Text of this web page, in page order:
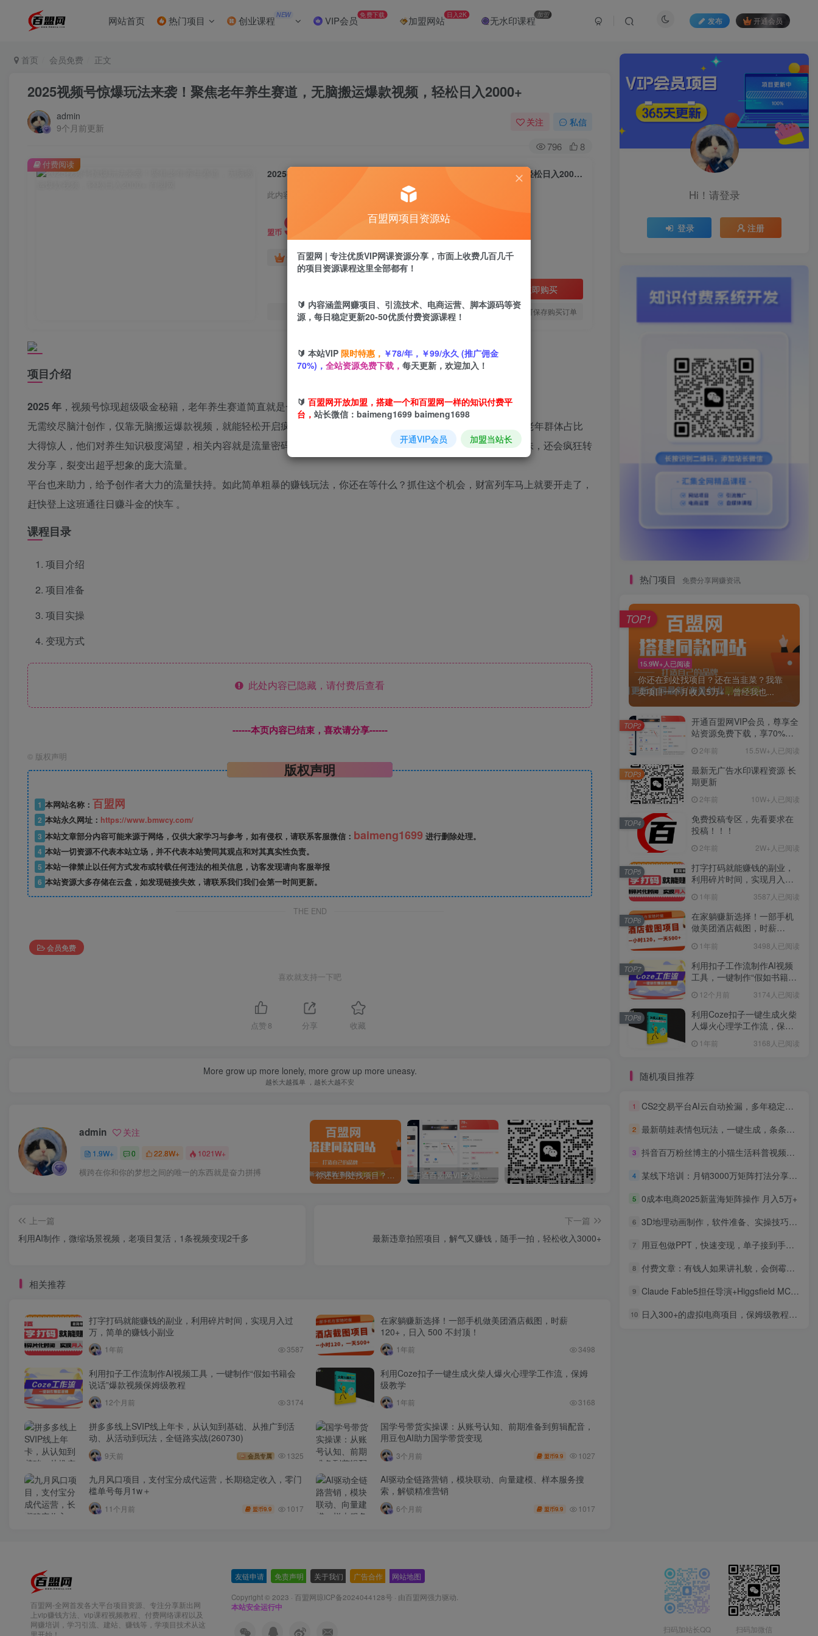
网站首页 热门项目 创业课程 NEW VIP会员 免费下载 加盟网站 日入2K 无水印课程 加盟
发布 开通会员
首页 会员免费 正文
2025视频号惊爆玩法来袭！聚焦老年养生赛道，无脑搬运爆款视频，轻松日入2000+
admin
9个月前更新
关注 私信
796 8
2025视频号惊爆玩法来袭！聚焦老年养生赛道，无脑搬运爆款视频，轻松日入2000+
此内容为付费阅读，请付费后查看
盟币 9.9
黄金会员免费 超级会员免费
立即购买
您当前未登录！建议登陆后购买，可保存购买订单
付费阅读
项目介绍
2025 年 ，视频号惊现超级吸金秘籍，老年养生赛道简直就是一座待挖掘的金山！
无需绞尽脑汁创作，仅靠无脑搬运爆款视频，就能轻松开启疯狂吸金模式，
只是起步！当下视频号里，中老年群体占比
大得惊人，他们对养生知识极度渴望，相关内容就是流量密码。这些爆款视频一旦发布，老年人不仅自己看得津津有味，还会疯狂转
发分享，裂变出超乎想象的庞大流量。
平台也来助力，给予创作者大力的流量扶持。如此简单粗暴的赚钱玩法，你还在等什么？抓住这个机会，财富列车马上就要开走了，
赶快登上这班通往日赚斗金的快车 。
课程目录
项目介绍
项目准备
项目实操
变现方式
此处内容已隐藏，请付费后查看
------本页内容已结束，喜欢请分享------
© 版权声明
版权声明
1 本网站名称： 百盟网
2 本站永久网址： https://www.bmwcy.com/
3 本站文章部分内容可能来源于网络，仅供大家学习与参考，如有侵权，请联系客服微信： baimeng1699 进行删除处理。
4 本站一切资源不代表本站立场，并不代表本站赞同其观点和对其真实性负责。
5 本站一律禁止以任何方式发布或转载任何违法的相关信息，访客发现请向客服举报
6 本站资源大多存储在云盘，如发现链接失效，请联系我们我们会第一时间更新。
THE END
会员免费
喜欢就支持一下吧
点赞 8 分享 收藏
More grow up more lonely, more grow up more uneasy.
越长大越孤单 ，越长大越不安
admin 关注
1.9W+ 0 22.8W+ 1021W+
横跨在你和你的梦想之间的唯一的东西就是奋力拼搏 你还在到处找项目？还在当韭菜？我靠卖项目一个月收入5万+，曾经我也是个失败者。 最新无广告水印课程资源 长期更新 免费投稿专区，先看要求在投稿！！！ 打字打码就能赚钱的副业，利用碎片时间，实现月入过万，简单的赚钱小副业
上一篇
利用AI制作，微缩场景视频，老项目复活，1条视频变现2千多
下一篇
最新违章拍照项目，解气又赚钱，随手一拍，轻松收入3000+
相关推荐
打字打码就能赚钱的副业，利用碎片时间，实现月入过
万，简单的赚钱小副业
1年前 3587
在家躺赚新选择！一部手机做美团酒店截图，时薪
120+，日入 500 不封顶！
1年前 3498
利用扣子工作流制作AI视频工具，一键制作“假如书籍会
说话”爆款视频保姆级教程
12个月前 3174
利用Coze扣子一键生成火柴人爆火心理学工作流，保姆
级教学
1年前 3168
拼多多线上SVIP线上年卡，从认知到基础、从推广到活
动、从活动到玩法，全链路实战(260730)
9天前 会员专属 1325
国学号带货实操课：从账号认知、前期准备到剪辑配音，
用豆包AI助力国学带货变现
3个月前 盟币9.9 1027
九月风口项目，支付宝分成代运营，长期稳定收入，零门
槛单号每月1w＋
11个月前 盟币9.9 1017
AI驱动全链路营销，模块联动、向量建模、样本服务搜
索，解锁精准营销
6个月前 盟币9.9 1017
Hi！请登录
登录 注册
热门项目 免费分享网赚资讯
15.9W+人已阅读
你还在到处找项目？还在当韭菜？我靠
卖项目一个月收入5万+，曾经我也...
TOP1
开通百盟网VIP会员，尊享全
站资源免费下载，享70%的
惠】2年前 15.5W+人已阅读
TOP2
最新无广告水印课程资源 长
期更新
2年前 10W+人已阅读
TOP3
免费投稿专区，先看要求在
投稿！！！
2年前 2W+人已阅读
TOP4
打字打码就能赚钱的副业，
利用碎片时间，实现月入过
1年前 3587人已阅读
TOP5
在家躺赚新选择！一部手机
做美团酒店截图，时薪
1年前 3498人已阅读
TOP6
利用扣子工作流制作AI视频
工具，一键制作“假如书籍会
12个月前 3174人已阅读
TOP7
利用Coze扣子一键生成火柴
人爆火心理学工作流，保姆
1年前 3168人已阅读
TOP8
随机项目推荐
1 CS2交易平台AI云自动捡漏，多年稳定运行，无需手机，支持任何形式验证，日入300+【揭秘】
2 最新萌娃表情包玩法，一键生成，条条爆款，收益无限
3 抖音百万粉丝博主的小猫生活科普视频教学，流量大起号快，创作者伙伴计划|分成计划|商单|收徒等
4 某线下培训：月销3000万矩阵打法分享与实操（两天）音频+思维导图
5 0成本电商2025新蓝海矩阵操作 月入5万+
6 3D地理动画制作，软件准备、实操技巧，案例分享，附手机端动画制作教程
7 用豆包做PPT，快速变现，单子接到手软，单日变现1000+！
8 付费文章：有钱人如果讲礼貌，会倒霉，会破产
9 Claude Fable5担任导演+Higgsfield MCP落地执行｜《总裁烤串》真人质感短剧全自动AI生成全流程教学
10 日入300+的虚拟电商项目，保姆级教程，全网最详细，操作简单，每天一个小时，实现被动收入
百盟网-全网首发各大平台项目资源、专注分享新出网
上vip赚钱方法、vip课程视频教程、付费网络课程以及
网赚培训，学习引流、建站、赚钱等，学项目技术从这
友链申请 免责声明 关于我们 广告合作 网站地图
Copyright © 2023 · 百盟网琼ICP备2024044128号 · 由百盟网强力驱动.
本站安全运行中
扫码加站长QQ 扫码加微信
百盟网项目资源站
百盟网 | 专注优质VIP网课资源分享，市面上收费几百几千
的项目资源课程这里全部都有！
🔰 内容涵盖网赚项目、引流技术、电商运营、脚本源码等资
源，每日稳定更新20-50优质付费资源课程！
🔰 本站VIP 限时特惠， ￥78/年，￥99/永久 (推广佣金
70%)， 全站资源免费下载， 每天更新，欢迎加入！
🔰 百盟网开放加盟，搭建一个和百盟网一样的知识付费平
台， 站长微信：baimeng1699 baimeng1698
开通VIP会员 加盟当站长